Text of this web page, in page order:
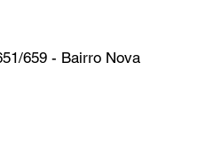
659 - Bairro Nova